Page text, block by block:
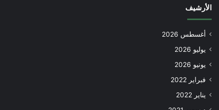
الأرشيف
أغسطس 2026
يوليو 2026
يونيو 2026
فبراير 2022
يناير 2022